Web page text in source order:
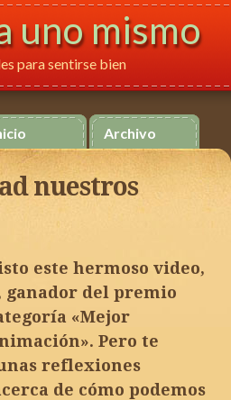
uno mismo
para sentirse bien
Archivo
Français Italiano
nuestros
este hermoso video,
ganador del premio
«Mejor
Pero te
reflexiones
de cómo podemos